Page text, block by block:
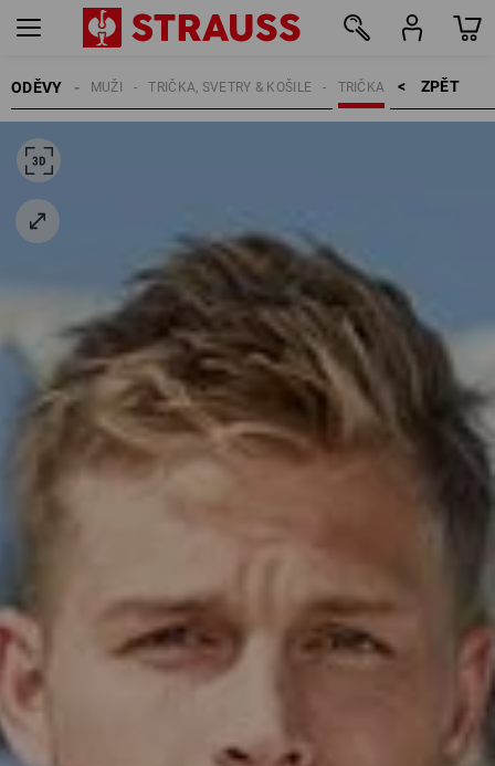
ODĚVY ZPĚT    >
TRIČKA
TRIČKA, SVETRY & KOŠILE
MUŽI